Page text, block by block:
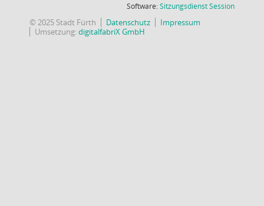
Software:SitzungsdienstSession(Wird in
© 2025 Stadt Fürth Datenschutz
Impressum
Umsetzung:digitalfabriX GmbH